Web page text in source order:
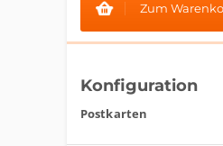
Zum
Konfiguration
Postkarten